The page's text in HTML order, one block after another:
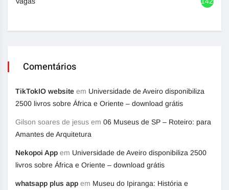
Comentários
TikTokIO website em Universidade de Aveiro disponibiliza
2500 livros sobre África e Oriente – download grátis
Gilson soares de jesus em 06 Museus de SP – Roteiro: para
Amantes de Arquitetura
Nekopoi App em Universidade de Aveiro disponibiliza 2500
livros sobre África e Oriente – download grátis
whatsapp plus app em Museu do Ipiranga: História e